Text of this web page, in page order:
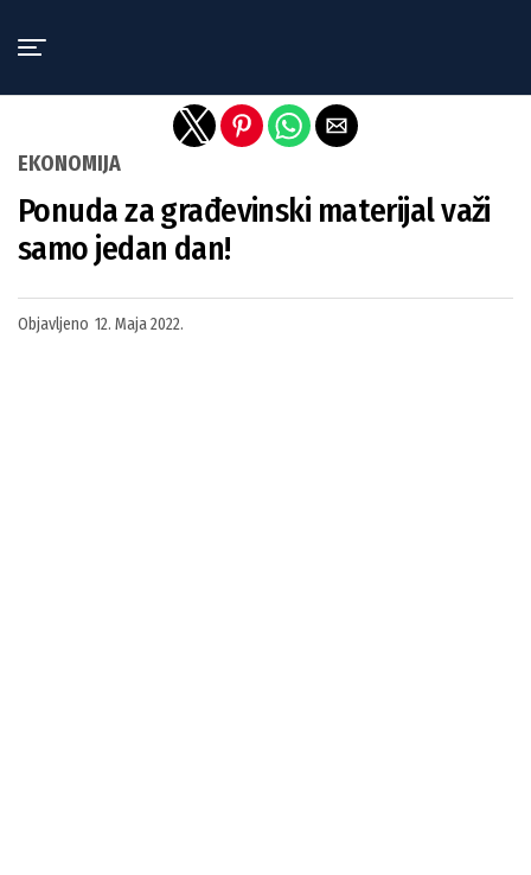
EKONOMIJA
Ponuda za građevinski materijal važi
samo jedan dan!
Objavljeno 12. Maja 2022.